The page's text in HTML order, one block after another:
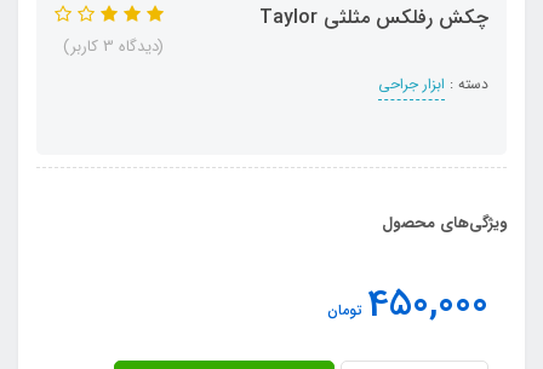
چکش رفلکس مثلثی Taylor
دسته : ابزار جراحی
(دیدگاه 3 کاربر)
ویژگی‌های محصول
450,000 تومان